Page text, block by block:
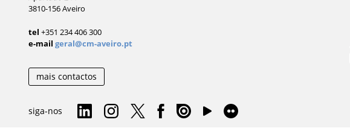
3810-156 Aveiro
tel +351 234 406 300
e-mail geral@cm-aveiro.pt
mais contactos
siga-nos